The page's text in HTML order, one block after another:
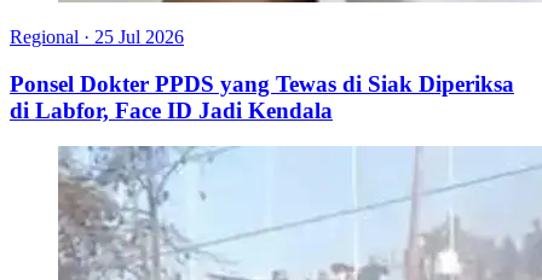
Regional · 25 Jul 2026
Ponsel Dokter PPDS yang Tewas di Siak Diperiksa
di Labfor, Face ID Jadi Kendala